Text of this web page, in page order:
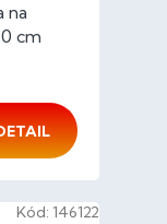
na
cm
Kód: 146122